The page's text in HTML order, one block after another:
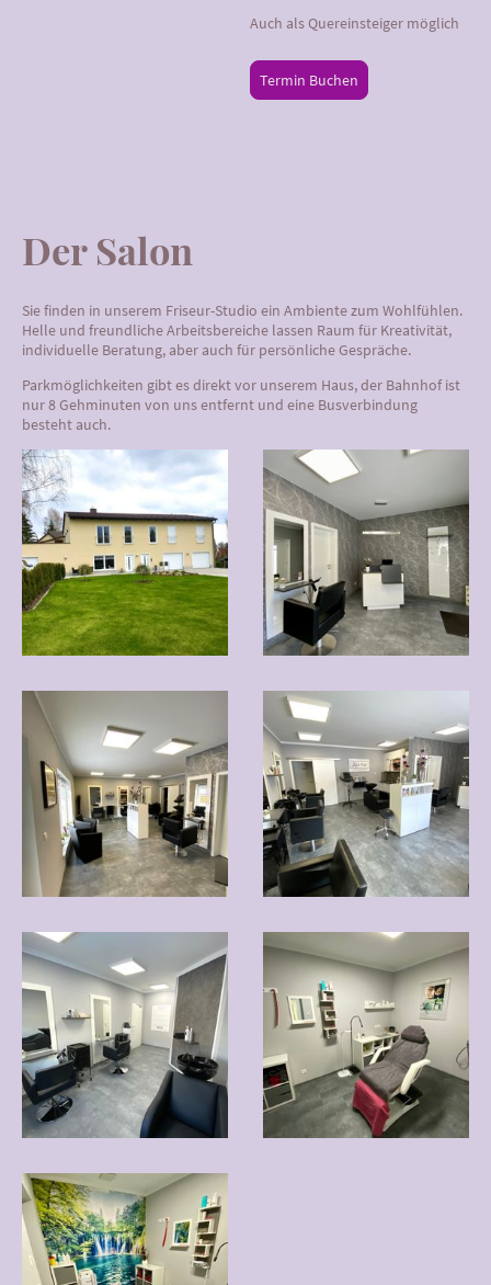
Auch als Quereinsteiger möglich
Termin Buchen
Der Salon
Sie finden in unserem Friseur-Studio ein Ambiente zum Wohlfühlen.
Helle und freundliche Arbeitsbereiche lassen Raum für Kreativität,
individuelle Beratung, aber auch für persönliche Gespräche.
Parkmöglichkeiten gibt es direkt vor unserem Haus, der Bahnhof ist
nur 8 Gehminuten von uns entfernt und eine Busverbindung
besteht auch.